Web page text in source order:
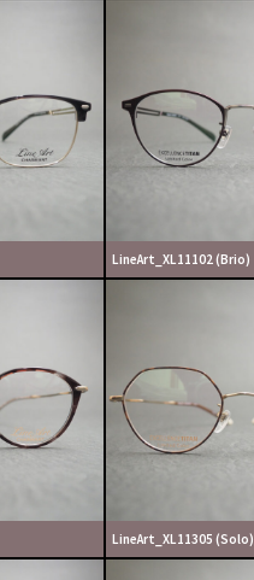
LineArt_XL11102 (Brio)
LineArt_XL11305 (Solo)